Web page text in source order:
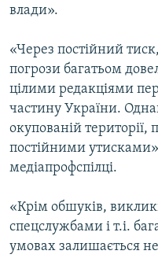
влади».
«Через постійний
погрози багатьом
цілими редакціями
частину України.
окупованій
постійними
медіапрофспілці.
«Крім обшуків,
спецслужбами і т.і.
умовах залишається